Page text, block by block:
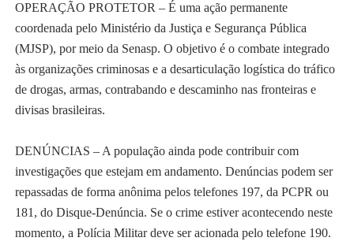
OPERAÇÃO PROTETOR – É uma ação permanente
coordenada pelo Ministério da Justiça e Segurança Pública
(MJSP), por meio da Senasp. O objetivo é o combate integrado
às organizações criminosas e a desarticulação logística do tráfico
de drogas, armas, contrabando e descaminho nas fronteiras e
divisas brasileiras.
DENÚNCIAS – A população ainda pode contribuir com
investigações que estejam em andamento. Denúncias podem ser
repassadas de forma anônima pelos telefones 197, da PCPR ou
181, do Disque-Denúncia. Se o crime estiver acontecendo neste
momento, a Polícia Militar deve ser acionada pelo telefone 190.